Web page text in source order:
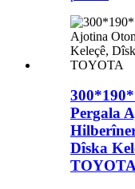
Pergala
Dîska